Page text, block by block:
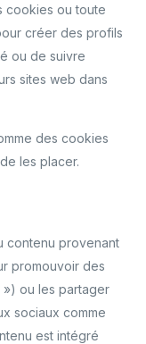
cookies ou toute
créer des profils
ou de suivre
sites web dans
des cookies
les placer.
contenu provenant
promouvoir des
ou les partager
sociaux comme
est intégré